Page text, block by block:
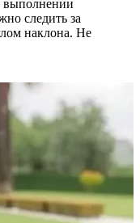
выполнении
следить за
наклона. Не